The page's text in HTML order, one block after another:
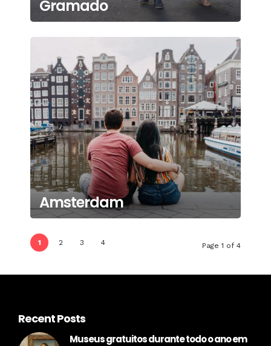
Gramado
Amsterdam
1 2 3 4 Page 1 of 4
Recent Posts
Museus gratuitos durante todo o ano em